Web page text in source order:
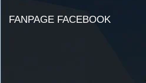
FANPAGE FACEBOOK